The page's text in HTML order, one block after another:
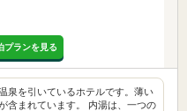
プランを見る
泉を引いているホテルです。薄い
含まれています。 内湯は、一つの